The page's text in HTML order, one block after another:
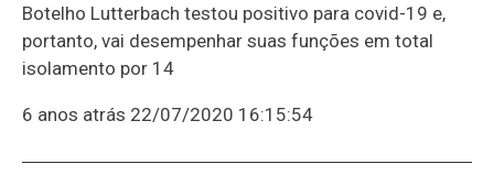
Botelho Lutterbach testou positivo para covid-19 e,
portanto, vai desempenhar suas funções em total
isolamento por 14
6 anos atrás 22/07/2020 16:15:54